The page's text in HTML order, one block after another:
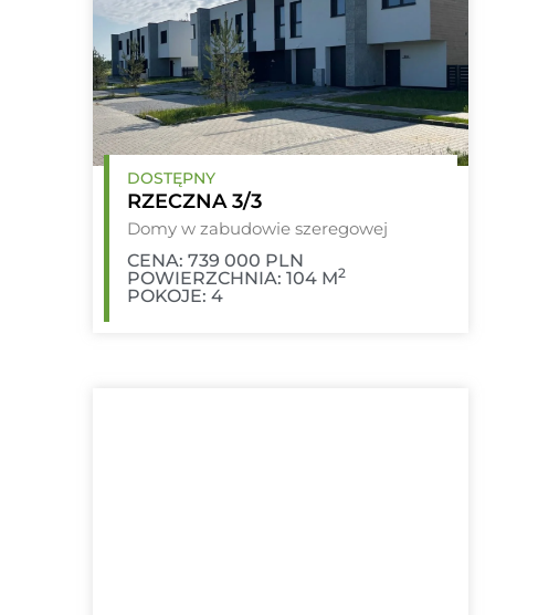
DOSTĘPNY
RZECZNA 3/3
Domy w zabudowie szeregowej
CENA: 739 000 PLN
POWIERZCHNIA: 104 M2
POKOJE: 4